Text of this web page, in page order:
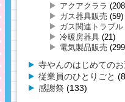
アクアクララ
ガス器具販売 (59)
ガス関連トラブル
冷暖房器具 (21)
電気製品販売
寺やんのはじめての
従業員のひとりごと
感謝祭 (133)